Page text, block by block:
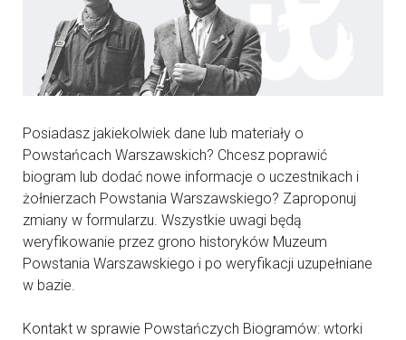
Posiadasz jakiekolwiek dane lub materiały o
Powstańcach Warszawskich? Chcesz poprawić
biogram lub dodać nowe informacje o uczestnikach i
żołnierzach Powstania Warszawskiego? Zaproponuj
zmiany w formularzu. Wszystkie uwagi będą
weryfikowanie przez grono historyków Muzeum
Powstania Warszawskiego i po weryfikacji uzupełniane
w bazie.
Kontakt w sprawie Powstańczych Biogramów: wtorki